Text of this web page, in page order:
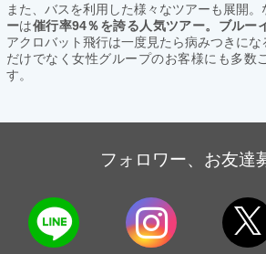
また、バスを利用した様々なツアーも展開。
ーは催行率94％を誇る人気ツアー。ブルー
アクロバット飛行は一度見たら病みつきに
だけでなく女性グループのお客様にも多数
す。
フォロワー、お友達